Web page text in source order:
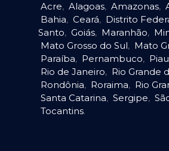
Acre, Alagoas, Amazonas,
Bahia, Ceará, Distrito
Santo, Goiás, Maranhão,
Mato Grosso do Sul, Mato
Paraíba, Pernambuco,
Rio de Janeiro, Rio Grande
Rondônia, Roraima, Rio
Santa Catarina, Sergipe,
Tocantins.